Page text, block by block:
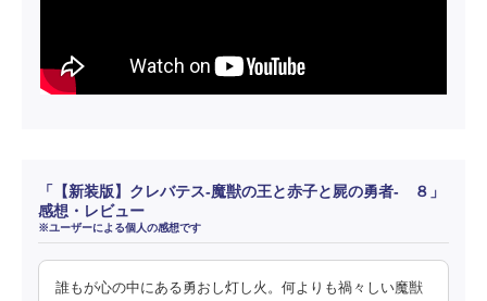
「【新装版】クレバテス-魔獣の王と赤子と屍の勇者- ８」
感想・レビュー
※ユーザーによる個人の感想です
誰もが心の中にある勇おし灯し火。何よりも禍々しい魔獣